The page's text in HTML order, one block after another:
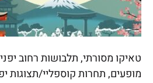
טאיקו מסורתי, תלבושות רחוב
מופעים, תחרות קוספליי/תצוגות